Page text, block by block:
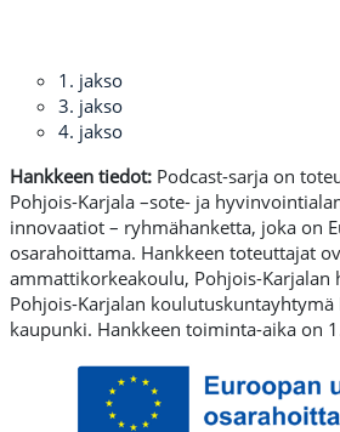
1. jakso
3. jakso
4. jakso
Hankkeen tiedot: Podcast-sarja on
Pohjois-Karjala –sote- ja
innovaatiot – ryhmähanketta, joka on
osarahoittama. Hankkeen toteuttajat
ammattikorkeakoulu, Pohjois-Karjalan
Pohjois-Karjalan koulutuskuntayhtymä
kaupunki. Hankkeen toiminta-aika on